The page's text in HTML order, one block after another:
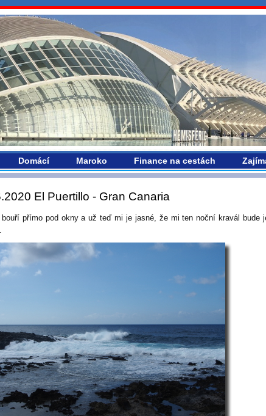
Domácí Maroko Finance na cestách
El Puertillo - Gran Canaria
bouří přímo pod okny a už teď mi je jasné, že mi ten noční kravál bude